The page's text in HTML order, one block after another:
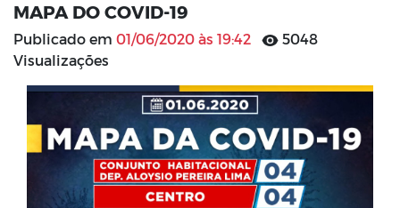
MAPA DO COVID-19
Publicado em 01/06/2020 às 19:42
5048
Visualizações